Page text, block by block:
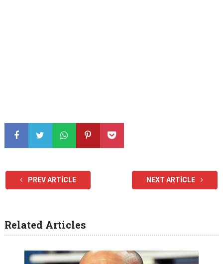
PREV ARTICLE NEXT ARTICLE
Related Articles